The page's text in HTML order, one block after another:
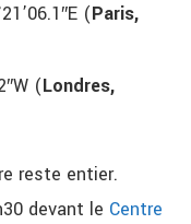
(Paris,
(Londres,
reste entier.
devant le Centre